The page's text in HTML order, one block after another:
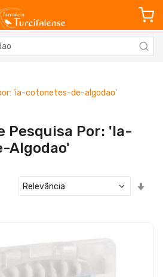
'ia-cotonetes-de-algodao'
Pesquisa Por: 'ia-
Algodao'